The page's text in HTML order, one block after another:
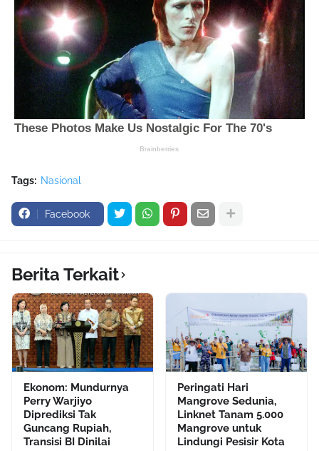
Tags: Nasional
Facebook
Berita Terkait
Ekonom: Mundurnya
Perry Warjiyo
Diprediksi Tak
Guncang Rupiah,
Transisi BI Dinilai
Peringati Hari
Mangrove Sedunia,
Linknet Tanam 5.000
Mangrove untuk
Lindungi Pesisir Kota